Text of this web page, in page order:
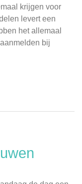
krijgen voor
levert een
het allemaal
bij